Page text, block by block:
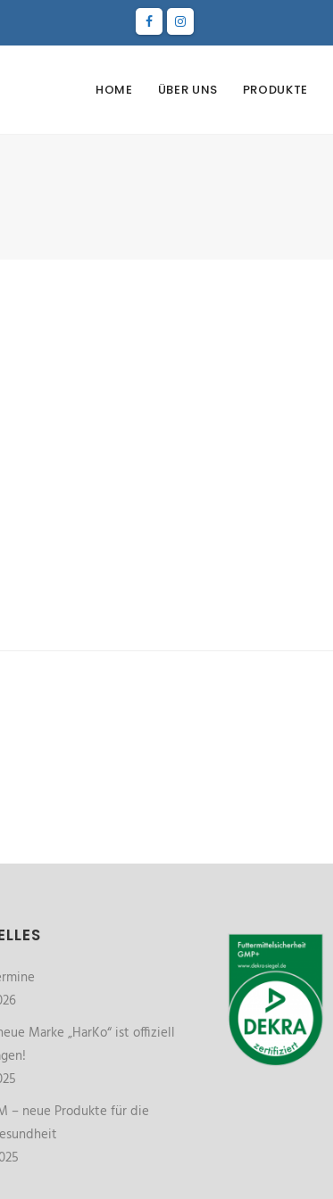
HOME ÜBER UNS PRODUKTE
Marke „HarKo“ ist offiziell
– neue Produkte für die